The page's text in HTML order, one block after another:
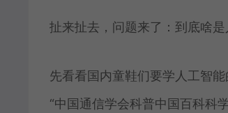
扯来扯去，问题来了：到底啥是
先看看国内童鞋们要学人工智
“中国通信学会科普中国百科科